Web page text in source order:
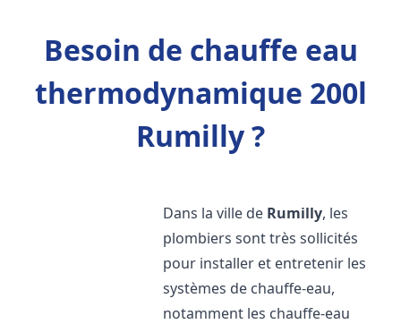
Besoin de chauffe eau
thermodynamique 200l
Rumilly ?
Dans la ville de Rumilly, les
plombiers sont très sollicités
pour installer et entretenir les
systèmes de chauffe-eau,
notamment les chauffe-eau